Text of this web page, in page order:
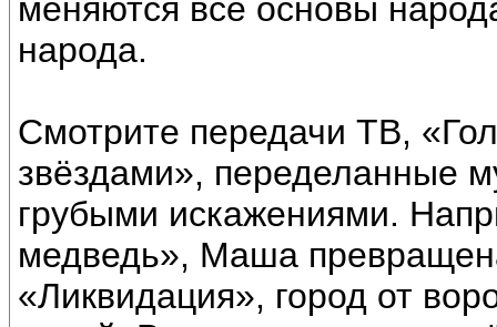
меняются все основы
народа.
Смотрите передачи ТВ,
звёздами», переделанные
грубыми искажениями.
медведь», Маша
«Ликвидация», город от